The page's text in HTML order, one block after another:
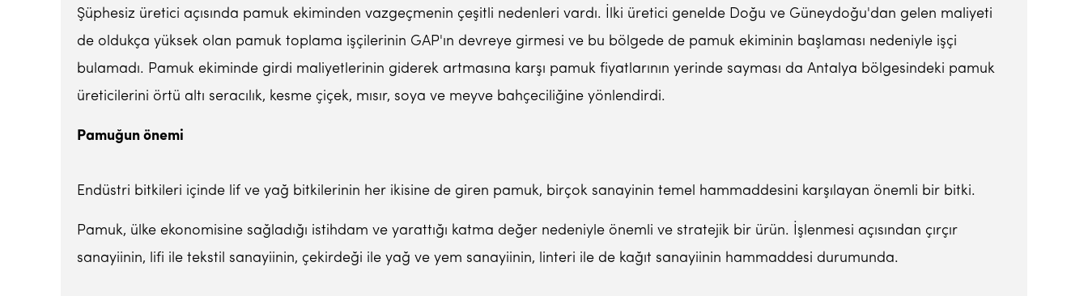
Şüphesiz üretici açısında pamuk ekiminden vazgeçmenin çeşitli nedenleri vardı. İlki üretici genelde Doğu ve Güneydoğu'dan gelen maliyeti
de oldukça yüksek olan pamuk toplama işçilerinin GAP'ın devreye girmesi ve bu bölgede de pamuk ekiminin başlaması nedeniyle işçi
bulamadı. Pamuk ekiminde girdi maliyetlerinin giderek artmasına karşı pamuk fiyatlarının yerinde sayması da Antalya bölgesindeki pamuk
üreticilerini örtü altı seracılık, kesme çiçek, mısır, soya ve meyve bahçeciliğine yönlendirdi.
Pamuğun önemi
Endüstri bitkileri içinde lif ve yağ bitkilerinin her ikisine de giren pamuk, birçok sanayinin temel hammaddesini karşılayan önemli bir bitki.
Pamuk, ülke ekonomisine sağladığı istihdam ve yarattığı katma değer nedeniyle önemli ve stratejik bir ürün. İşlenmesi açısından çırçır
sanayiinin, lifi ile tekstil sanayiinin, çekirdeği ile yağ ve yem sanayiinin, linteri ile de kağıt sanayiinin hammaddesi durumunda.